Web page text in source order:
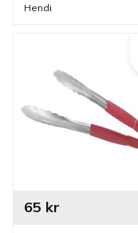
PVC i gul färg. Tång
Hendi
65 kr